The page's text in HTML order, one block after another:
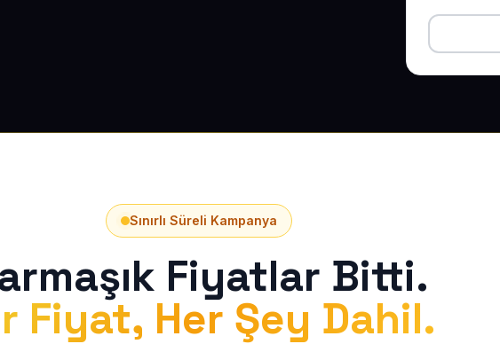
Sınırlı Süreli Kampanya
Fiyatlar Bitti.
Fiyat, Her Şey Dahil.